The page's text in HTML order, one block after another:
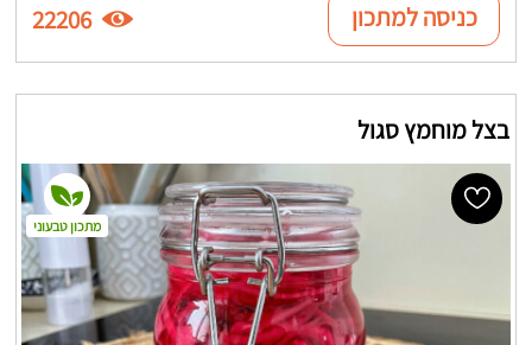
כניסה למתכון 22206
בצל מוחמץ סגול
מתכון טבעוני